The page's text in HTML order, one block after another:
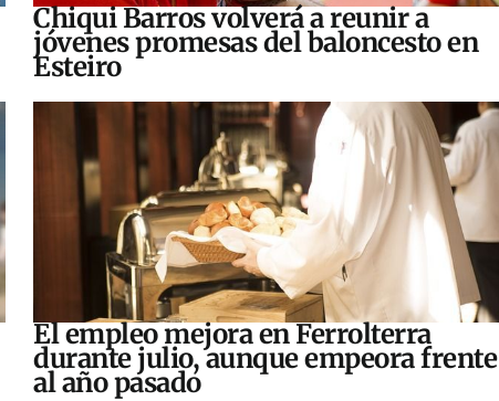
Chiqui Barros volverá a reunir a
jóvenes promesas del baloncesto en
Esteiro
El empleo mejora en Ferrolterra
durante julio, aunque empeora frente
al año pasado